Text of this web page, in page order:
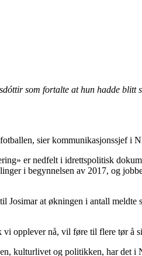
som fortalte at hun hadde blitt
sier kommunikasjonssjef i
er nedfelt i idrettspolitisk
i begynnelsen av 2017, og
at økningen i antall meldte
opplever nå, vil føre til flere tør å
kulturlivet og politikken, har